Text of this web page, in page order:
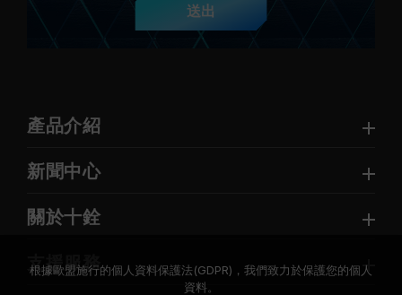
送出
產品介紹
新聞中心
關於十銓
支援服務
根據歐盟施行的個人資料保護法(GDPR)，我們致力於保護您的個人
資料。